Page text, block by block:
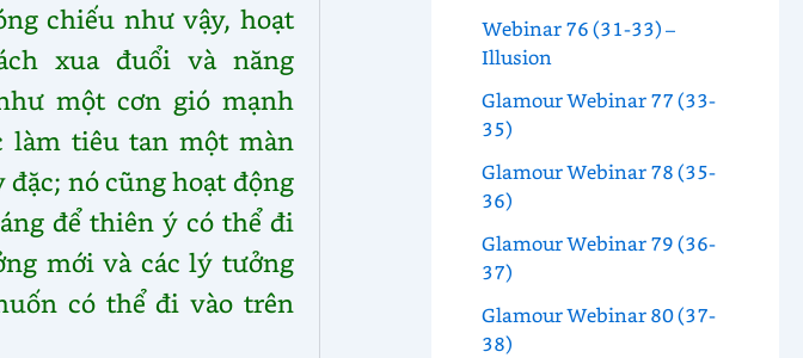
chiếu như vậy, hoạt
xua đuổi và năng
một cơn gió mạnh
làm tiêu tan một màn
đặc; nó cũng hoạt động
để thiên ý có thể đi
mới và các lý tưởng
có thể đi vào trên
Webinar 76 (31-33) –
Illusion
Glamour Webinar 77 (33-
35)
Glamour Webinar 78 (35-
36)
Glamour Webinar 79 (36-
37)
Glamour Webinar 80 (37-
38)